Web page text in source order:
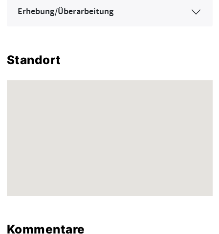
Erhebung/Überarbeitung
Standort
Kommentare